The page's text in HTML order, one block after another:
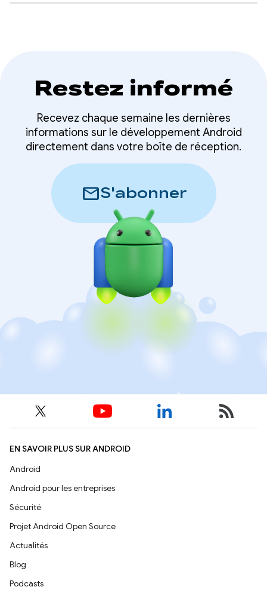
Restez informé
Recevez chaque semaine les dernières
informations sur le développement Android
directement dans votre boîte de réception.
mailS'abonner
EN SAVOIR PLUS SUR ANDROID
Android
Android pour les entreprises
Sécurité
Projet Android Open Source
Actualités
Blog
Podcasts